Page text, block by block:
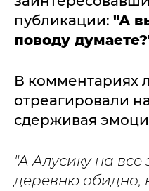
публикации: "А
поводу
В комментариях
отреагировали
сдерживая
"А Алусику на все
деревню обидно,